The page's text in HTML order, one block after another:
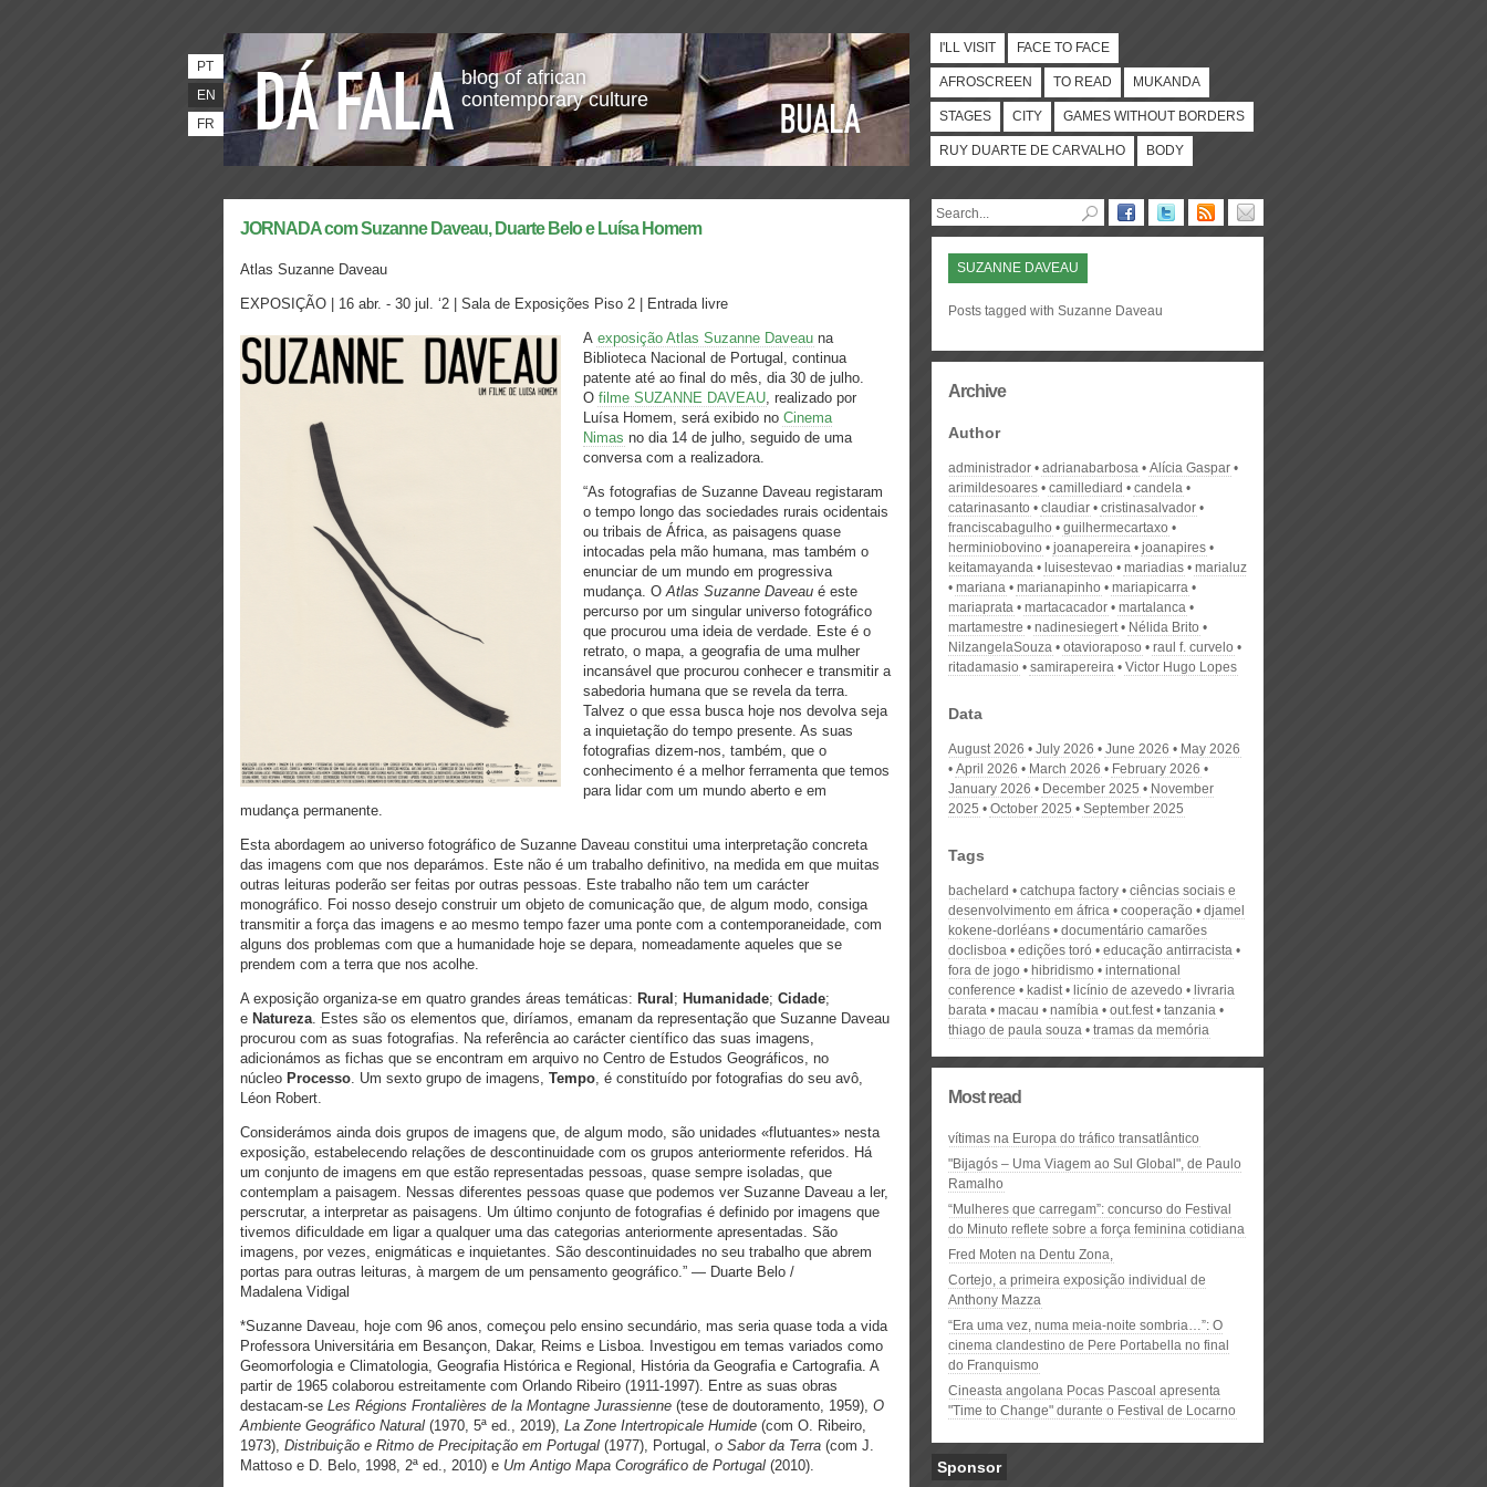
blog of african
contemporary culture
PT
EN
FR
I'LL VISIT FACE TO FACE
AFROSCREEN TO READ MUKANDA
STAGES CITY GAMES WITHOUT BORDERS
RUY DUARTE DE CARVALHO BODY
JORNADA com Suzanne Daveau, Duarte Belo e Luísa Homem
Atlas Suzanne Daveau
EXPOSIÇÃO | 16 abr. - 30 jul. ‘2 | Sala de Exposições Piso 2 | Entrada livre
A exposição Atlas Suzanne Daveau na
Biblioteca Nacional de Portugal, continua
patente até ao final do mês, dia 30 de julho.
O filme SUZANNE DAVEAU, realizado por
Luísa Homem, será exibido no Cinema
Nimas no dia 14 de julho, seguido de uma
conversa com a realizadora.
“As fotografias de Suzanne Daveau registaram
o tempo longo das sociedades rurais ocidentais
ou tribais de África, as paisagens quase
intocadas pela mão humana, mas também o
enunciar de um mundo em progressiva
mudança. OAtlas Suzanne Daveau é este
percurso por um singular universo fotográfico
que procurou uma ideia de verdade. Este é o
retrato, o mapa, a geografia de uma mulher
incansável que procurou conhecer e transmitir a
sabedoria humana que se revela da terra.
Talvez o que essa busca hoje nos devolva seja
a inquietação do tempo presente. As suas
fotografias dizem-nos, também, que o
conhecimento é a melhor ferramenta que temos
para lidar com um mundo aberto e em
mudança permanente.
Esta abordagem ao universo fotográfico de Suzanne Daveau constitui uma interpretação concreta
das imagens com que nos deparámos. Este não é um trabalho definitivo, na medida em que muitas
outras leituras poderão ser feitas por outras pessoas. Este trabalho não tem um carácter
monográfico. Foi nosso desejo construir um objeto de comunicação que, de algum modo, consiga
transmitir a força das imagens e ao mesmo tempo fazer uma ponte com a contemporaneidade, com
alguns dos problemas com que a humanidade hoje se depara, nomeadamente aqueles que se
prendem com a terra que nos acolhe.
A exposição organiza-se em quatro grandes áreas temáticas: Rural ; Humanidade; Cidade;
e Natureza. Estes são os elementos que, diríamos, emanam da representação que Suzanne Daveau
procurou com as suas fotografias. Na referência ao carácter científico das suas imagens,
adicionámos as fichas que se encontram em arquivo no Centro de Estudos Geográficos, no
núcleo Processo. Um sexto grupo de imagens, Tempo, é constituído por fotografias do seu avô,
Léon Robert.
Considerámos ainda dois grupos de imagens que, de algum modo, são unidades «flutuantes» nesta
exposição, estabelecendo relações de descontinuidade com os grupos anteriormente referidos. Há
um conjunto de imagens em que estão representadas pessoas, quase sempre isoladas, que
contemplam a paisagem. Nessas diferentes pessoas quase que podemos ver Suzanne Daveau a ler,
perscrutar, a interpretar as paisagens. Um último conjunto de fotografias é definido por imagens que
tivemos dificuldade em ligar a qualquer uma das categorias anteriormente apresentadas. São
imagens, por vezes, enigmáticas e inquietantes. São descontinuidades no seu trabalho que abrem
portas para outras leituras, à margem de um pensamento geográfico.” — Duarte Belo /
Madalena Vidigal
*Suzanne Daveau, hoje com 96 anos, começou pelo ensino secundário, mas seria quase toda a vida
Professora Universitária em Besançon, Dakar, Reims e Lisboa. Investigou em temas variados como
Geomorfologia e Climatologia, Geografia Histórica e Regional, História da Geografia e Cartografia. A
partir de 1965 colaborou estreitamente com Orlando Ribeiro (1911-1997). Entre as suas obras
destacam-se Les Régions Frontalières de la Montagne Jurassienne (tese de doutoramento, 1959), O
Ambiente Geográfico Natural (1970, 5ª ed., 2019), La Zone Intertropicale Humide (com O. Ribeiro,
1973), Distribuição e Ritmo de Precipitação em Portugal (1977), Portugal, o Sabor da Terra (com J.
Mattoso e D. Belo, 1998, 2ª ed., 2010) e Um Antigo Mapa Corográfico de Portugal (2010).
SUZANNE DAVEAU
Posts tagged with Suzanne Daveau
Archive
Author
administrador adrianabarbosa
Alícia Gaspar
arimildesoares
camillediard
candela
catarinasanto
claudiar
cristinasalvador
franciscabagulho
guilhermecartaxo
herminiobovino
joanapereira
joanapires
keitamayanda
luisestevao mariadias
marialuz
mariana
marianapinho
mariapicarra
mariaprata
martacacador
martalanca
martamestre
nadinesiegert
Nélida Brito
NilzangelaSouza
otavioraposo
raul f. curvelo
ritadamasio
samirapereira Victor Hugo Lopes
Data
August 2026 July 2026 June 2026
May 2026
April 2026
March 2026
February 2026
January 2026
December 2025
November
2025
October 2025 September 2025
Tags
bachelard catchupa factory
ciências sociais e
desenvolvimento em áfrica
cooperação
djamel
kokene-dorléans
documentário camarões
doclisboa
edições toró
educação antirracista
fora de jogo
hibridismo
international
conference
kadist licínio de azevedo
livraria
barata
macau namíbia out.fest
tanzania
thiago de paula souza
tramas da memória
Most read
vítimas na Europa do tráfico transatlântico
"Bijagós – Uma Viagem ao Sul Global", de Paulo
Ramalho
“Mulheres que carregam”: concurso do Festival
do Minuto reflete sobre a força feminina cotidiana
Fred Moten na Dentu Zona,
Cortejo, a primeira exposição individual de
Anthony Mazza
“Era uma vez, numa meia-noite sombria…”: O
cinema clandestino de Pere Portabella no final
do Franquismo
Cineasta angolana Pocas Pascoal apresenta
"Time to Change" durante o Festival de Locarno
Sponsor